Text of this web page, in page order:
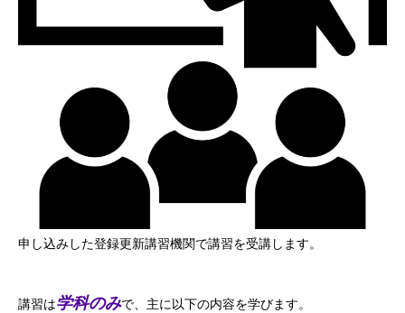
申し込みした登録更新講習機関で講習を受講します。
講習は学科のみで、主に以下の内容を学びます。